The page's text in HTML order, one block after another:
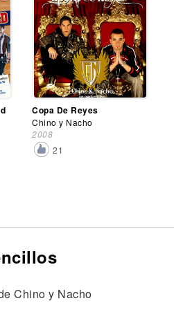
Copa De Reyes
Chino y Nacho
2008
21
Chino y Nacho